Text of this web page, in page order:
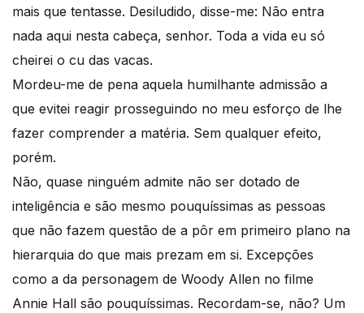
mais que tentasse. Desiludido, disse-me: Não entra
nada aqui nesta cabeça, senhor. Toda a vida eu só
cheirei o cu das vacas.
Mordeu-me de pena aquela humilhante admissão a
que evitei reagir prosseguindo no meu esforço de lhe
fazer comprender a matéria. Sem qualquer efeito,
porém.
Não, quase ninguém admite não ser dotado de
inteligência e são mesmo pouquíssimas as pessoas
que não fazem questão de a pôr em primeiro plano na
hierarquia do que mais prezam em si. Excepções
como a da personagem de Woody Allen no filme
Annie Hall são pouquíssimas. Recordam-se, não? Um